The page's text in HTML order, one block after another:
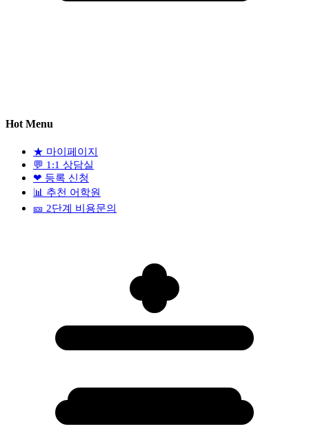
Hot Menu
★ 마이페이지
💬 1:1 상담실
❤ 등록 신청
📊 추천 어학원
🎫 2단계 비용문의